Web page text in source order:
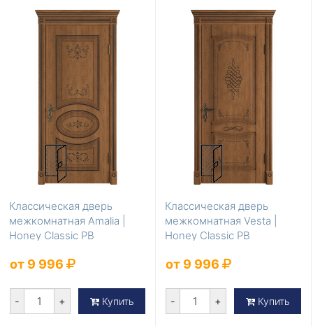
Классическая дверь
межкомнатная Amalia |
Honey Classic PB
от 9 996
- + Купить
Классическая дверь
межкомнатная Vesta |
Honey Classic PB
от 9 996
- + Купить